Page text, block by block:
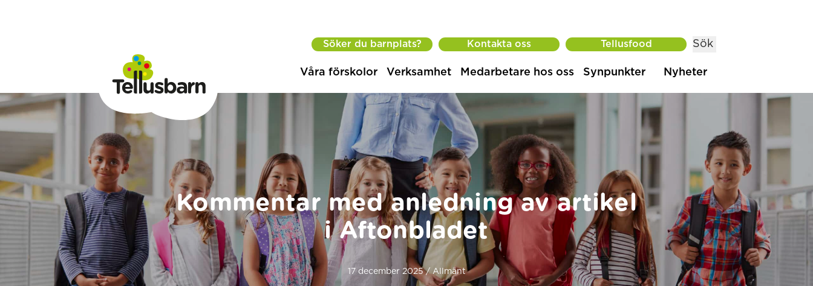
Söker du barnplats? Kontakta oss Tellusfood Sök
Våra förskolor Verksamhet Medarbetare hos oss Synpunkter Nyheter
Kommentar med anledning av artikel
i Aftonbladet
17 december 2025 / Allmänt